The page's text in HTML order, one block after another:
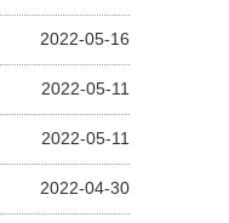
2022-05-16
2022-05-11
2022-05-11
2022-04-30